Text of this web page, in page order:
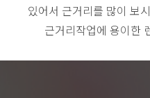
있어서 근거리를 많이 보
근거리작업에 용이한